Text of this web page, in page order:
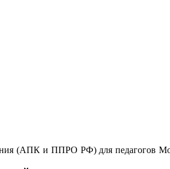
(АПК и ППРО РФ) для педагогов